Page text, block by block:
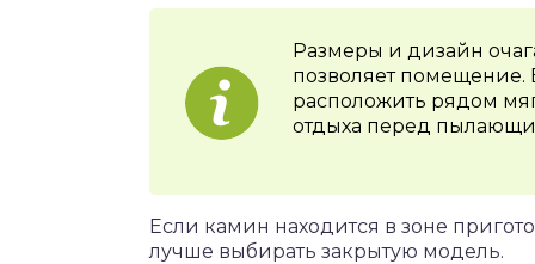
Размеры и дизайн
позволяет помещение.
расположить рядом
отдыха перед
Если камин находится в зоне
лучше выбирать закрытую модель.